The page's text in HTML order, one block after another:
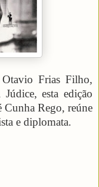
Frias Filho,
esta edição
Cunha Rego, reúne
e diplomata.